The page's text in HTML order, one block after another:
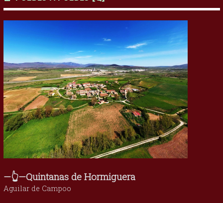
—👆—Quintanas de Hormiguera
Aguilar de Campoo